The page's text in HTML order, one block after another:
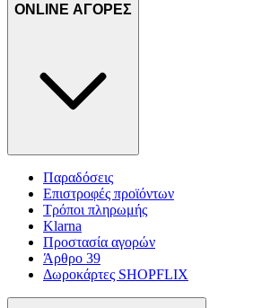
ONLINE ΑΓΟΡΕΣ
Παραδόσεις
Επιστροφές προϊόντων
Τρόποι πληρωμής
Klarna
Προστασία αγορών
Άρθρο 39
Δωροκάρτες SHOPFLIX